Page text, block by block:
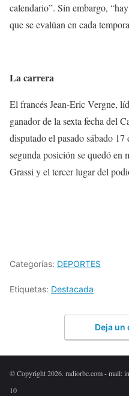
calendario”. Sin embargo,
que se evalúan en cada
La carrera
El francés Jean-Eric Vergne,
ganador de la sexta fecha del
disputado el pasado sábado
segunda posición se quedó en
Grassi y el tercer lugar del
Categorías: DEPORTES
Etiquetas: Destacada
Deja un
© Copyright 2026. radiorbc.com - mail:
10